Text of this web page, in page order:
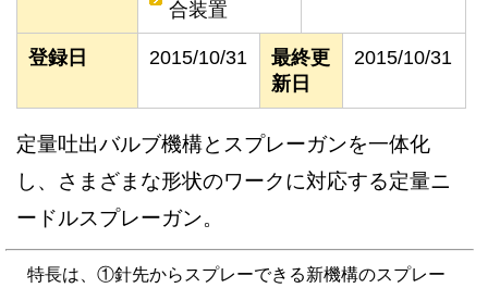
合装置
登録日 2015/10/31
最終更
新日
2015/10/31
定量吐出バルブ機構とスプレーガンを一体化
し、さまざまな形状のワークに対応する定量ニ
ードルスプレーガン。
特長は、①針先からスプレーできる新機構のスプレー